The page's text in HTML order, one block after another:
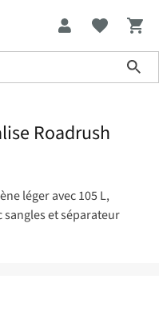
Roadrush
léger avec 105 L,
sangles et séparateur